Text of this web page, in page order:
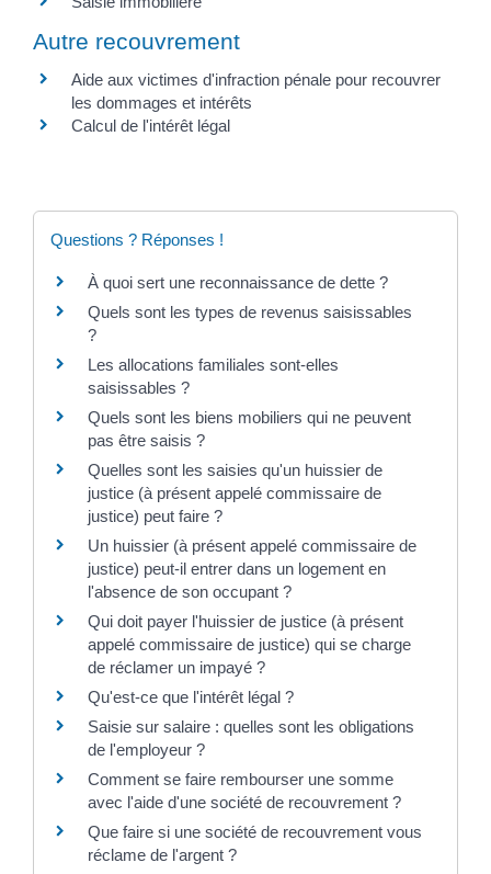
Autre recouvrement
Aide aux victimes d'infraction pénale pour recouvrer
les dommages et intérêts
Calcul de l'intérêt légal
Questions ? Réponses !
À quoi sert une reconnaissance de dette ?
Quels sont les types de revenus saisissables
?
Les allocations familiales sont-elles
saisissables ?
Quels sont les biens mobiliers qui ne peuvent
pas être saisis ?
Quelles sont les saisies qu'un huissier de
justice (à présent appelé commissaire de
justice) peut faire ?
Un huissier (à présent appelé commissaire de
justice) peut-il entrer dans un logement en
l'absence de son occupant ?
Qui doit payer l'huissier de justice (à présent
appelé commissaire de justice) qui se charge
de réclamer un impayé ?
Qu'est-ce que l'intérêt légal ?
Saisie sur salaire : quelles sont les obligations
de l'employeur ?
Comment se faire rembourser une somme
avec l'aide d'une société de recouvrement ?
Que faire si une société de recouvrement vous
réclame de l'argent ?